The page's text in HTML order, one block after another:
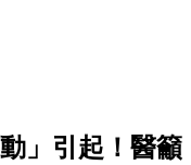
」引起！醫籲